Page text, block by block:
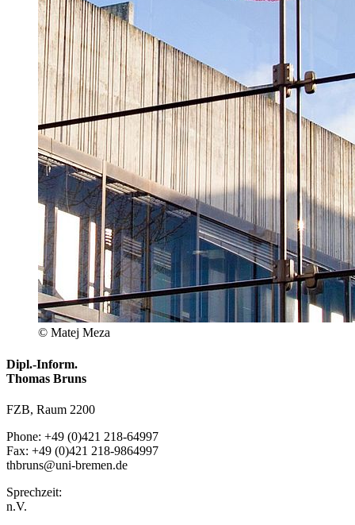
© Matej Meza
Dipl.-Inform.
Thomas Bruns
FZB, Raum 2200
Phone: +49 (0)421 218-64997
Fax: +49 (0)421 218-9864997
thbruns@uni-bremen.de
Sprechzeit:
n.V.